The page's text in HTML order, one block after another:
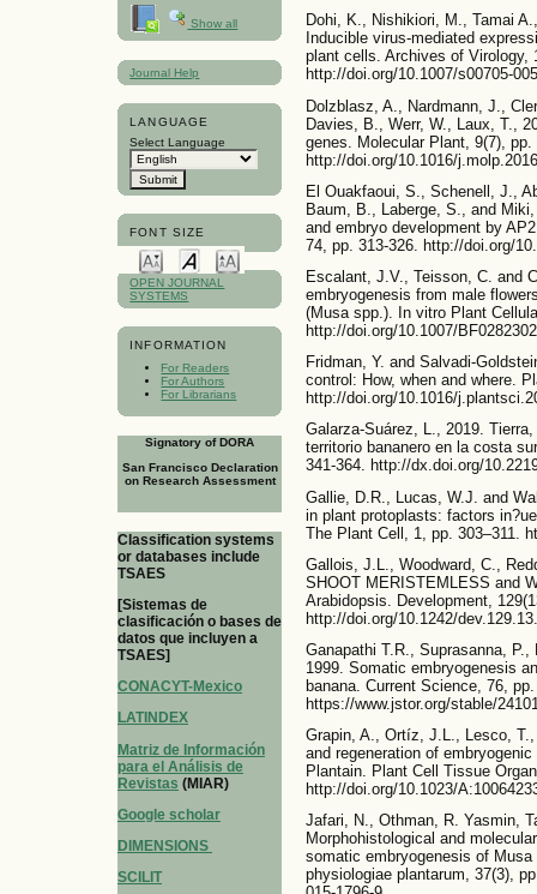
Show all
Journal Help
LANGUAGE
Select Language
FONT SIZE
OPEN JOURNAL
SYSTEMS
INFORMATION
For Readers
For Authors
For Librarians
Signatory of DORA
San Francisco Declaration
on Research Assessment
Classification systems
or databases include
TSAES
[Sistemas de
clasificación o bases de
datos que incluyen a
TSAES]
CONACYT-Mexico
LATINDEX
Matriz de Información
para el Análisis de
Revistas (MIAR)
Google scholar
DIMENSIONS
SCILIT
Dohi, K., Nishikiori, M., Tamai
Inducible virus-mediated
plant cells. Archives of Virology,
http://doi.org/10.1007/s00705-
Dolzblasz, A., Nardmann, J.,
Davies, B., Werr, W., Laux, T.,
genes. Molecular Plant, 9(7), pp.
http://doi.org/10.1016/
El Ouakfaoui, S., Schenell, J.,
Baum, B., Laberge, S., and
and embryo development by
74, pp. 313-326. http://doi.org/
Escalant, J.V., Teisson, C. and
embryogenesis from male
(Musa spp.). In vitro Plant
http://doi.org/10.1007/
Fridman, Y. and Salvadi-
control: How, when and where.
http://doi.org/10.1016/
Galarza-Suárez, L., 2019.
territorio bananero en la costa
341-364. http://dx.doi.org/
Gallie, D.R., Lucas, W.J. and
in plant protoplasts: factors
The Plant Cell, 1, pp. 303–311.
Gallois, J.L., Woodward, C.,
SHOOT MERISTEMLESS and
Arabidopsis. Development,
http://doi.org/10.1242/
Ganapathi T.R., Suprasanna,
1999. Somatic embryogenesis
banana. Current Science, 76,
https://www.jstor.org/stable/
Grapin, A., Ortíz, J.L., Lesco,
and regeneration of
Plantain. Plant Cell Tissue
http://doi.org/10.1023/
Jafari, N., Othman, R. Yasmin,
Morphohistological and
somatic embryogenesis of Musa
physiologiae plantarum, 37(3),